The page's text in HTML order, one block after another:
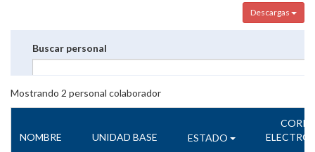
Descargas
Buscar personal
Mostrando 2 personal colaborador
NOMBRE UNIDAD BASE ESTADO